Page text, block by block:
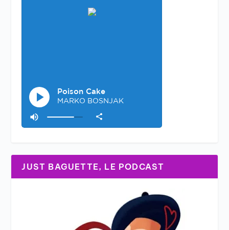
JUST BAGUETTE, LE PODCAST